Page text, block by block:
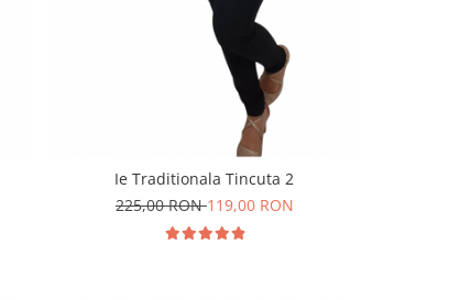
Ie Traditionala Tincuta 2
225,00 RON119,00 RON